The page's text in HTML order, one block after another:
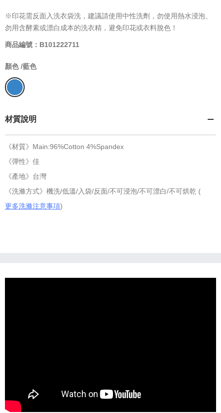
※印花需反面入洗衣袋洗，建議請使用中性洗劑，勿使用熱水浸泡、
勿用含酵素或漂白成本的洗衣精，避免印花或衣料脫色！
商品編號：B101222711
顏色 /藍色
材質說明
《材質》Main:96%Cotton 4%Spandex
《彈性》佳
《產地》台灣
《洗滌方式》機洗/低溫/入袋/反面/不可浸泡/不可漂白/不可烘乾 (
更多洗滌注意事項)